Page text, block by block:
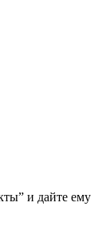
и дайте ему